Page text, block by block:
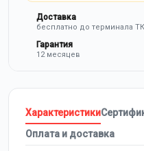
Доставка
бесплатно до терминала ТК
Гарантия
12 месяцев
Характеристики
Оплата и доставка